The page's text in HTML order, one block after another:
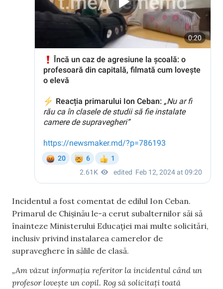
Incidentul a fost comentat de edilul Ion Ceban.
Primarul de Chișinău le-a cerut subalternilor săi să
înainteze Ministerului Educației mai multe solicitări,
inclusiv privind instalarea camerelor de
supraveghere în sălile de clasă.
„Am văzut informația referitor la incidentul când un
profesor lovește un copil. Rog să solicitați toată